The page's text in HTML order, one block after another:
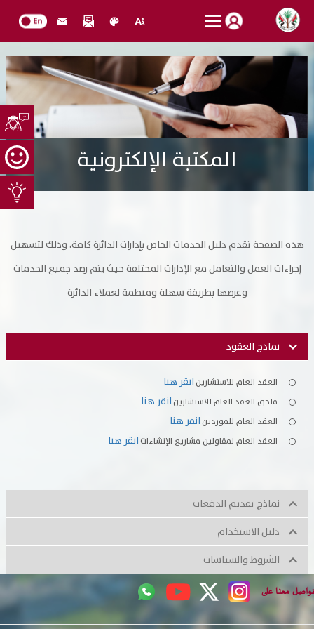
هل أنت راض عن الموقع؟
عن الدائرة
الهيكل التنظيمي العام
من نحن
سياسة النظام الإداري المتكامل
جوائز و شهادات
الميثاق
سياسة الموردين و المشتريات
سياسة نظام إدارة المرافق
مشاريع الدائرة
المنشآت العمرانية
الاقتراحات والشكاوى
وظائف شاغرة
تسجيل الدخول
إستعادة كلمة المرور تسجيل فرد جديد
تسجيل شركة جديدة
Vendor Portal - منصة الشركات
المكتبة الإلكترونية
هذه الصفحة تقدم دليل الخدمات الخاص بإدارات الدائرة كافة، وذلك لتسهيل
إجراءات العمل والتعامل مع الإدارات المختلفة حيث يتم رصد جميع الخدمات
وعرضها بطريقة سهلة ومنظمة لعملاء الدائرة
العقد العام للاستشارين انقر هنا
ملحق العقد العام للاستشارين انقر هنا
العقد العام للموردين انقر هنا
العقد العام لمقاولين مشاريع الإنشاءات انقر هنا
تواصل معنا على